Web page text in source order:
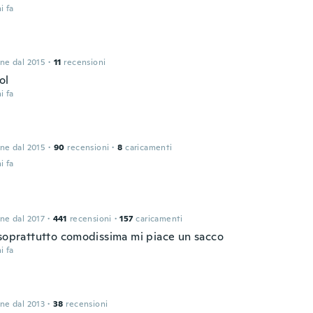
fa
dal 2015 · 11 recensioni
fa
dal 2015 · 90 recensioni · 8 caricamenti
fa
dal 2017 · 441 recensioni · 157 caricamenti
comodissima mi piace un sacco
fa
dal 2013 · 38 recensioni